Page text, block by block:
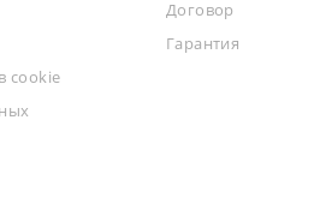
cookie
Договор
Гарантия